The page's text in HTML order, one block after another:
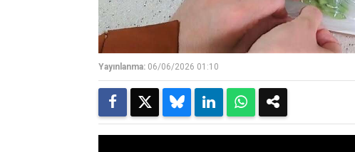
Yayınlanma: 06/06/2026 01:10